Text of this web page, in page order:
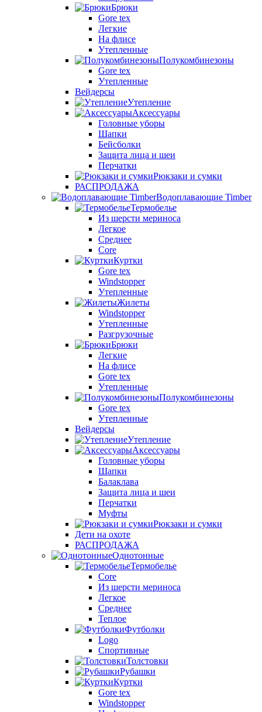
Брюки
Gore tex
Легкие
На флисе
Утепленные
Полукомбинезоны
Gore tex
Утепленные
Вейдерсы
Утепление
Аксессуары
Головные уборы
Шапки
Бейсболки
Защита лица и шеи
Перчатки
Рюкзаки и сумки
РАСПРОДАЖА
Водоплавающие Timber
Термобелье
Из шерсти мериноса
Легкое
Среднее
Core
Куртки
Gore tex
Windstopper
Утепленные
Жилеты
Windstopper
Утепленные
Разгрузочные
Брюки
Легкие
На флисе
Gore tex
Утепленные
Полукомбинезоны
Gore tex
Утепленные
Вейдерсы
Утепление
Аксессуары
Головные уборы
Шапки
Балаклава
Защита лица и шеи
Перчатки
Муфты
Рюкзаки и сумки
Дети на охоте
РАСПРОДАЖА
Однотонные
Термобелье
Core
Из шерсти мериноса
Легкое
Среднее
Теплое
Футболки
Logo
Спортивные
Толстовки
Рубашки
Куртки
Gore tex
Windstopper